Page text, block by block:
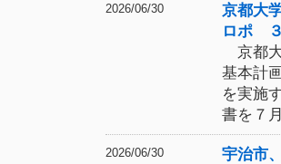
2026/06/30
京都大
ロポ
京都
基本計
を実施
書を７
2026/06/30
宇治市